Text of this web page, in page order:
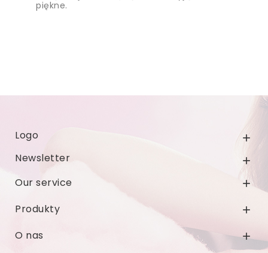
piękne.
Logo 
Newsletter 
Our service 
Produkty 
O nas 